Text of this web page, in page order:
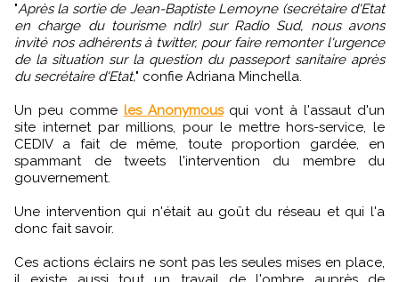
"Après la sortie de Jean-Baptiste Lemoyne (secrétaire d'Etat
en charge du tourisme ndlr) sur Radio Sud, nous avons
invité nos adhérents à twitter, pour faire remonter l'urgence
de la situation sur la question du passeport sanitaire après
du secrétaire d'Etat," confie Adriana Minchella.
Un peu comme les Anonymousqui vont à l'assaut d'un
site internet par millions, pour le mettre hors-service, le
CEDIV a fait de même, toute proportion gardée, en
spammant de tweets l'intervention du membre du
gouvernement.
Une intervention qui n'était au goût du réseau et qui l'a
donc fait savoir.
Ces actions éclairs ne sont pas les seules mises en place,